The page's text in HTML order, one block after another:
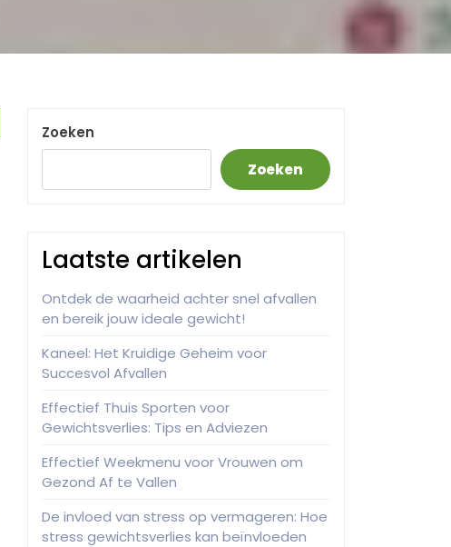
Zoeken
Zoeken
Laatste artikelen
Ontdek de waarheid achter snel afvallen
en bereik jouw ideale gewicht!
Kaneel: Het Kruidige Geheim voor
Succesvol Afvallen
Effectief Thuis Sporten voor
Gewichtsverlies: Tips en Adviezen
Effectief Weekmenu voor Vrouwen om
Gezond Af te Vallen
De invloed van stress op vermageren: Hoe
stress gewichtsverlies kan beïnvloeden